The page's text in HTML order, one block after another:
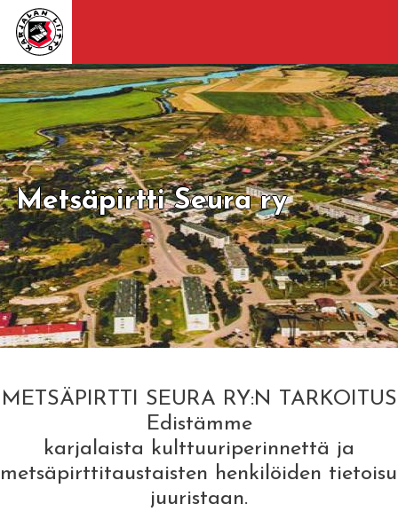
Metsäpirtti Seura ry
METSÄPIRTTI SEURA RY:N TARKOITUS
Edistämme
karjalaista kulttuuriperinnettä ja
metsäpirttitaustaisten henkilöiden
juuristaan.